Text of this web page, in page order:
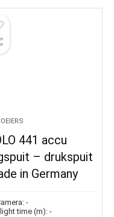
441 accu
– drukspuit
in Germany
-
time (m):-